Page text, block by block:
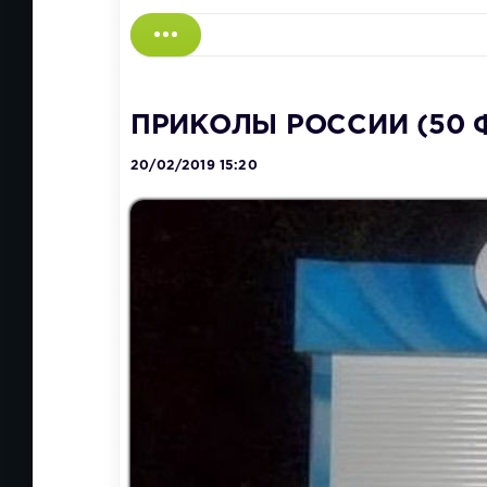
ПРИКОЛЫ РОССИИ (50
20/02/2019 15:20